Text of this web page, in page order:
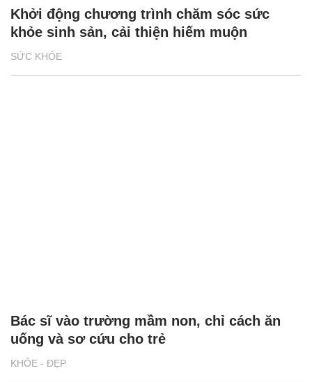
SỨC KHỎE
Khởi động chương trình chăm sóc sức
khỏe sinh sản, cải thiện hiếm muộn
KHỎE - ĐẸP
Bác sĩ vào trường mầm non, chỉ cách ăn
uống và sơ cứu cho trẻ